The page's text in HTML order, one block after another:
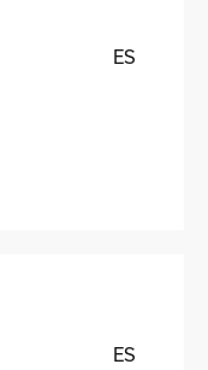
ES
ES